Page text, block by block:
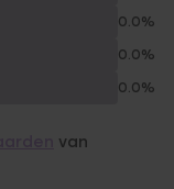
0.0%
0.0%
0.0%
van